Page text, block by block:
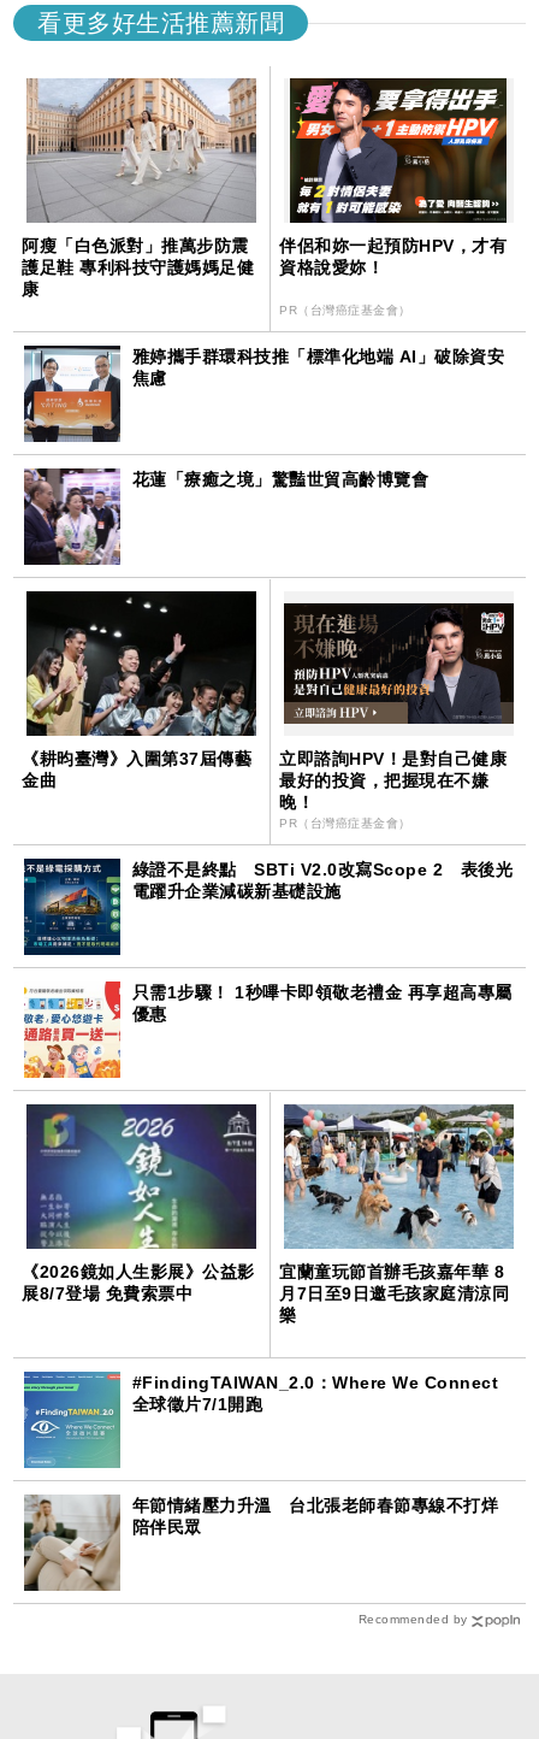
看更多好生活推薦新聞
阿瘦「白色派對」推萬步防震
護足鞋 專利科技守護媽媽足健
康
伴侶和妳一起預防HPV，才有
資格說愛妳！
PR（台灣癌症基金會）
雅婷攜手群環科技推「標準化地端 AI」破除資安
焦慮
花蓮「療癒之境」驚豔世貿高齡博覽會
《耕昀臺灣》入圍第37屆傳藝
金曲
立即諮詢HPV！是對自己健康
最好的投資，把握現在不嫌
晚！
PR（台灣癌症基金會）
綠證不是終點 SBTi V2.0改寫Scope 2 表後光
電躍升企業減碳新基礎設施
只需1步驟！ 1秒嗶卡即領敬老禮金 再享超高專屬
優惠
《2026鏡如人生影展》公益影
展8/7登場 免費索票中
宜蘭童玩節首辦毛孩嘉年華 8
月7日至9日邀毛孩家庭清涼同
樂
#FindingTAIWAN_2.0：Where We Connect
全球徵片7/1開跑
年節情緒壓力升溫 台北張老師春節專線不打烊
陪伴民眾
Recommended by